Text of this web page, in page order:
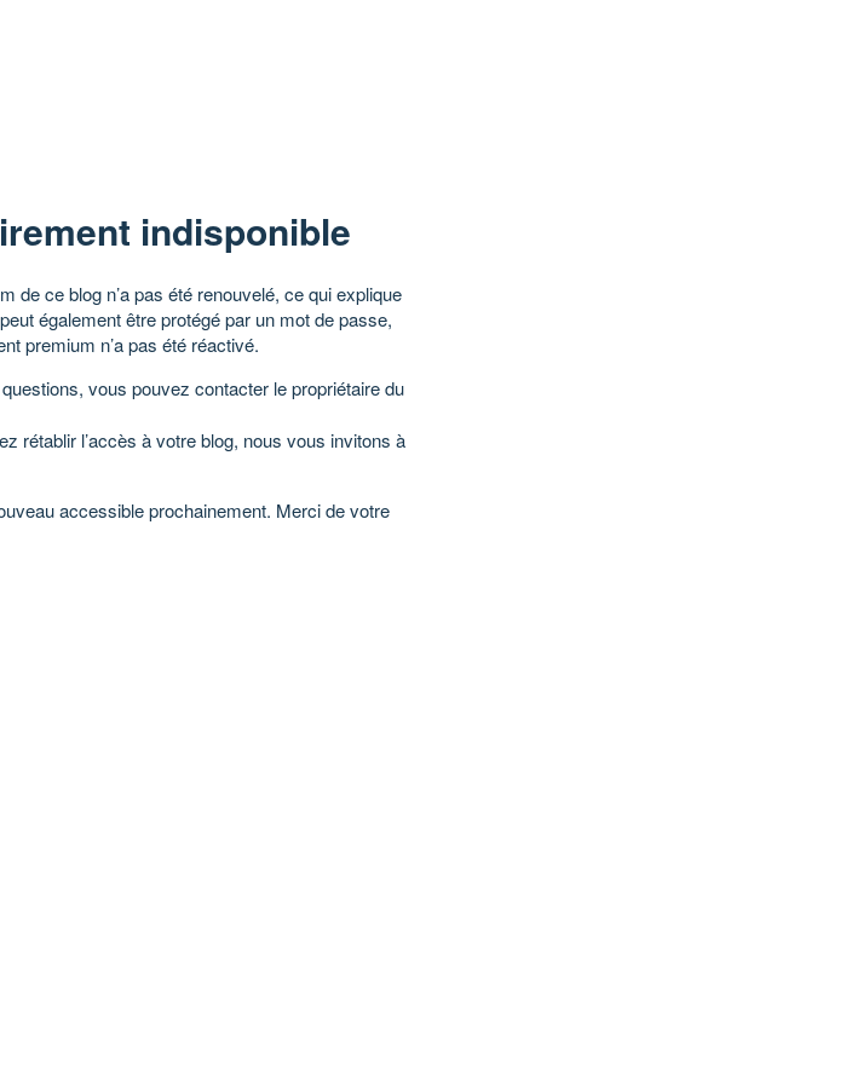
indisponible
de ce blog n’a pas été renouvelé, ce qui explique
également être protégé par un mot de passe,
premium n’a pas été réactivé.
vous pouvez contacter le propriétaire du
rétablir l’accès à votre blog, nous vous invitons à
accessible prochainement. Merci de votre